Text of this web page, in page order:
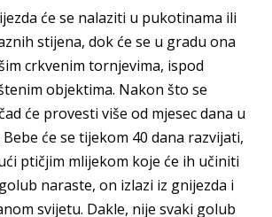
će se nalaziti u pukotinama ili
stijena, dok će se u gradu ona
crkvenim tornjevima, ispod
objektima. Nakon što se
će provesti više od mjesec dana u
će se tijekom 40 dana razvijati,
ptičjim mlijekom koje će ih učiniti
naraste, on izlazi iz gnijezda i
svijetu. Dakle, nije svaki golub